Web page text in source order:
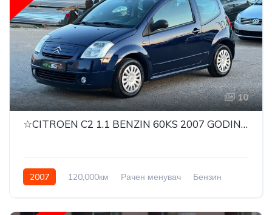
10
☆CITROEN C2 1.1 BENZIN 60KS 2007 GODINA☆
2007 120,000км Рачен менувач
Бензин